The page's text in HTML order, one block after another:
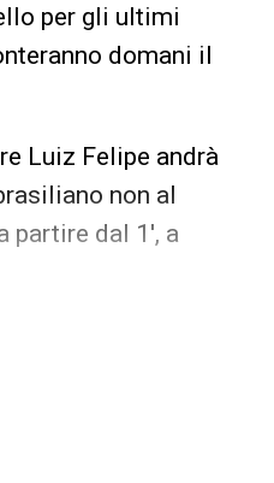
per gli ultimi
domani il
Luiz Felipe andrà
non al
dal 1′, a